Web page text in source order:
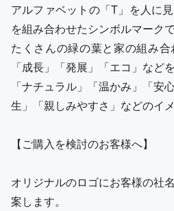
アルファベットの「T」を人に
を組み合わせたシンボルマークで
たくさんの緑の葉と家の組み合
「成長」「発展」「エコ」など
「ナチュラル」「温かみ」「安
生」「親しみやすさ」などのイ
【ご購入を検討のお客様へ】
オリジナルのロゴにお客様の社
案します。